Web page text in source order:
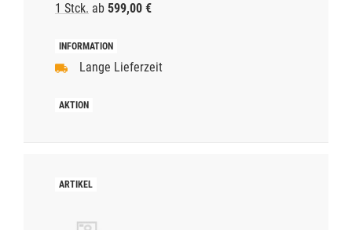
1 Stck. ab 599,00 €
Lange Lieferzeit